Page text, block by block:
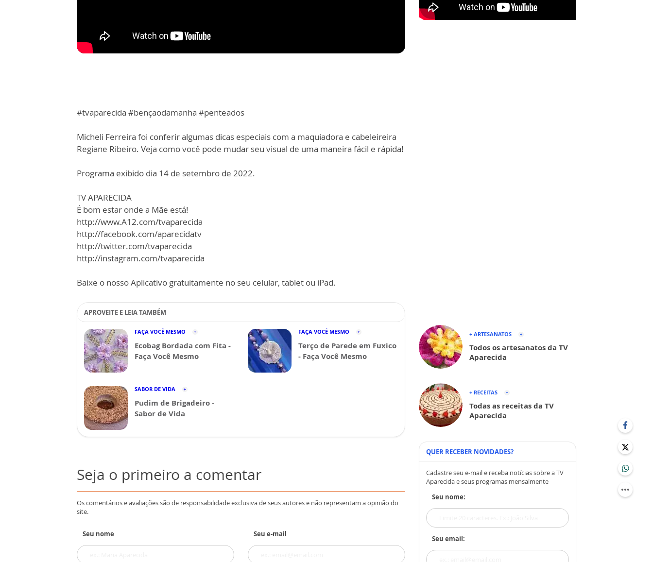
#tvaparecida #bençaodamanha #penteados
Micheli Ferreira foi conferir algumas dicas especiais com a maquiadora e cabeleireira
Regiane Ribeiro. Veja como você pode mudar seu visual de uma maneira fácil e rápida!
Programa exibido dia 14 de setembro de 2022.
TV APARECIDA
É bom estar onde a Mãe está!
http://www.A12.com/tvaparecida
http://facebook.com/aparecidatv
http://twitter.com/tvaparecida
http://instagram.com/tvaparecida
Baixe o nosso Aplicativo gratuitamente no seu celular, tablet ou iPad.
APROVEITE E LEIA TAMBÉM
FAÇA VOCÊ MESMO
Ecobag Bordada com Fita -
Faça Você Mesmo
FAÇA VOCÊ MESMO
Terço de Parede em Fuxico
- Faça Você Mesmo
SABOR DE VIDA
Pudim de Brigadeiro -
Sabor de Vida
Seja o primeiro a comentar
Os comentários e avaliações são de responsabilidade exclusiva de seus autores e não representam a opinião do
site.
Seu nome Seu e-mail
+ ARTESANATOS
Todos os artesanatos da TV
Aparecida
+ RECEITAS
Todas as receitas da TV
Aparecida
QUER RECEBER NOVIDADES?
Cadastre seu e-mail e receba notícias sobre a TV
Aparecida e seus programas mensalmente
Seu nome:
Seu email: